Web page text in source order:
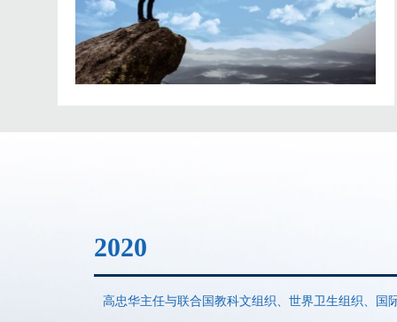
2020
高忠华主任与联合国教科文组织、世界卫生组织、国